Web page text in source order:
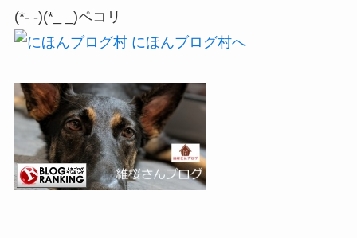
(*- -)(*_ _)ペコリ